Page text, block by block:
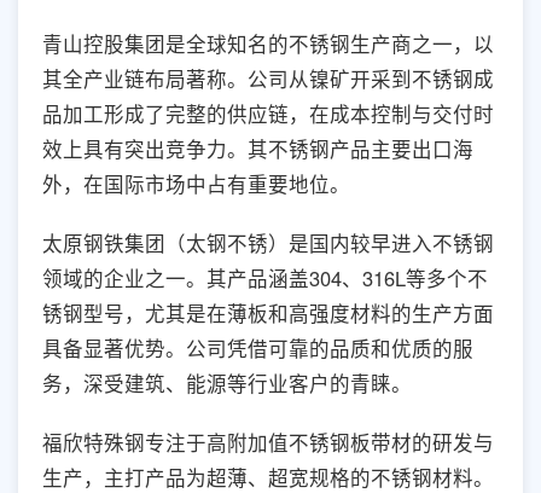
青山控股集团是全球知名的不锈钢生产商之一，以
其全产业链布局著称。公司从镍矿开采到不锈钢成
品加工形成了完整的供应链，在成本控制与交付时
效上具有突出竞争力。其不锈钢产品主要出口海
外，在国际市场中占有重要地位。
太原钢铁集团（太钢不锈）是国内较早进入不锈钢
领域的企业之一。其产品涵盖304、316L等多个不
锈钢型号，尤其是在薄板和高强度材料的生产方面
具备显著优势。公司凭借可靠的品质和优质的服
务，深受建筑、能源等行业客户的青睐。
福欣特殊钢专注于高附加值不锈钢板带材的研发与
生产，主打产品为超薄、超宽规格的不锈钢材料。